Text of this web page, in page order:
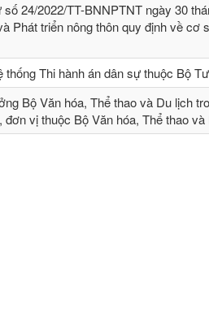
24/2022/TT-BNNPTNT ngày 30
Phát triển nông thôn quy định về cơ
Thi hành án dân sự thuộc Bộ
Bộ Văn hóa, Thể thao và Du lịch
vị thuộc Bộ Văn hóa, Thể thao và